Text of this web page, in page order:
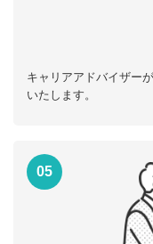
キャリアアドバイザー
いたします。
05